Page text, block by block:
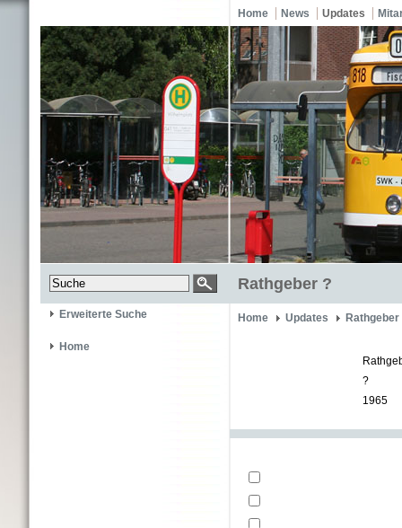
Home News Updates
Rathgeber ?
Erweiterte Suche
Home
Home Updates Rathgeber
?
1965